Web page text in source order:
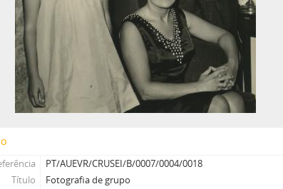
PT/AUEVR/CRUSEI/B/0007/0004/0018
Título
Fotografia de grupo